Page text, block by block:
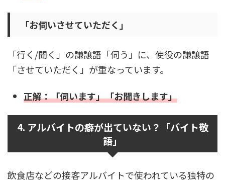
「お伺いさせていただく」
「行く/聞く」の謙譲語「伺う」に、使役の謙譲語
「させていただく」が重なっています。
正解：「伺います」「お聞きします」
4. アルバイトの癖が出ていない？「バイト敬
語」
飲食店などの接客アルバイトで使われている独特の